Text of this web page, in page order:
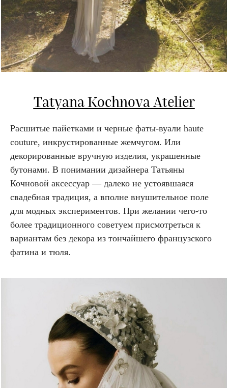
Tatyana Kochnova Atelier
Расшитые пайетками и черные фаты-вуали haute
couture, инкрустированные жемчугом. Или
декорированные вручную изделия, украшенные
бутонами. В понимании дизайнера Татьяны
Кочновой аксессуар — далеко не устоявшаяся
свадебная традиция, а вполне внушительное поле
для модных экспериментов. При желании чего-то
более традиционного советуем присмотреться к
вариантам без декора из тончайшего французского
фатина и тюля.